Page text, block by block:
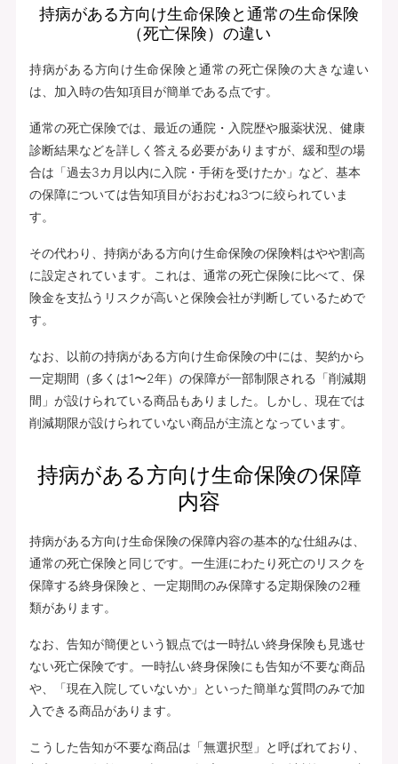
持病がある方向け生命保険と通常の生命保険
（死亡保険）の違い
持病がある方向け生命保険と通常の死亡保険の大きな違い
は、加入時の告知項目が簡単である点です。
通常の死亡保険では、最近の通院・入院歴や服薬状況、健康
診断結果などを詳しく答える必要がありますが、緩和型の場
合は「過去3カ月以内に入院・手術を受けたか」など、基本
の保障については告知項目がおおむね3つに絞られていま
す。
その代わり、持病がある方向け生命保険の保険料はやや割高
に設定されています。これは、通常の死亡保険に比べて、保
険金を支払うリスクが高いと保険会社が判断しているためで
す。
なお、以前の持病がある方向け生命保険の中には、契約から
一定期間（多くは1〜2年）の保障が一部制限される「削減期
間」が設けられている商品もありました。しかし、現在では
削減期限が設けられていない商品が主流となっています。
持病がある方向け生命保険の保障
内容
持病がある方向け生命保険の保障内容の基本的な仕組みは、
通常の死亡保険と同じです。一生涯にわたり死亡のリスクを
保障する終身保険と、一定期間のみ保障する定期保険の2種
類があります。
なお、告知が簡便という観点では一時払い終身保険も見逃せ
ない死亡保険です。一時払い終身保険にも告知が不要な商品
や、「現在入院していないか」といった簡単な質問のみで加
入できる商品があります。
こうした告知が不要な商品は「無選択型」と呼ばれており、